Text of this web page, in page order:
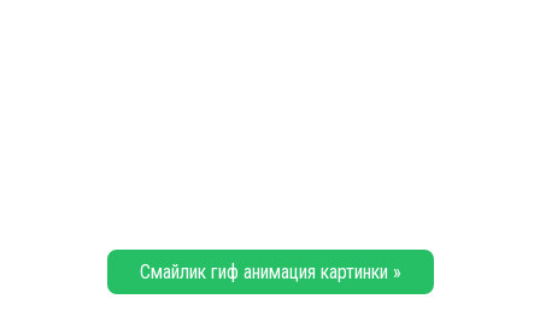
Смайлик гиф анимация картинки »